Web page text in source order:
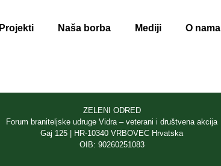
Projekti Naša borba Mediji O nama
ZELENI ODRED
Forum braniteljske udruge Vidra – veterani i društvena akcija
Gaj 125 | HR-10340 VRBOVEC Hrvatska
OIB: 90260251083